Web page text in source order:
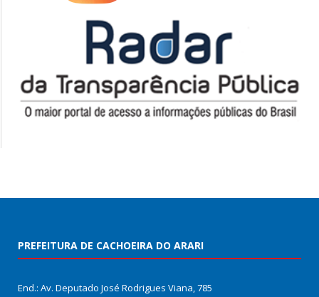
PREFEITURA DE CACHOEIRA DO ARARI
End.: Av. Deputado José Rodrigues Viana, 785